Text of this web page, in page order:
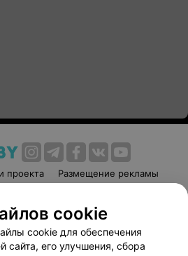
проекта
Размещение рекламы
соглашение
Способы оплаты
Партнеры
руководителю 103.by
cookie
cookie для обеспечения
сайта, его улучшения, сбора